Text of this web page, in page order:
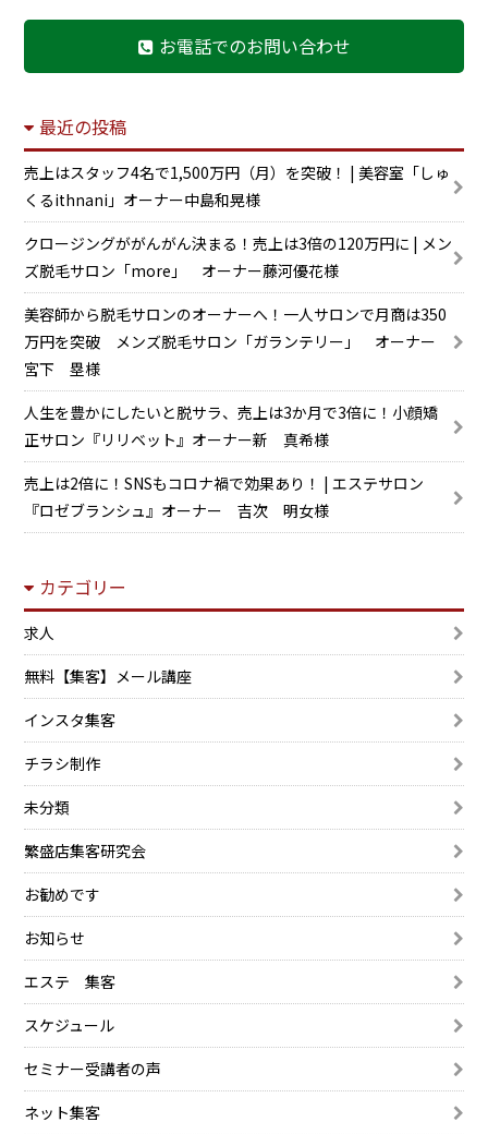
お電話でのお問い合わせ
最近の投稿
売上はスタッフ4名で1,500万円（月）を突破！ | 美容室「しゅ
くるithnani」オーナー中島和晃様
クロージングががんがん決まる！売上は3倍の120万円に | メン
ズ脱毛サロン「more」 オーナー藤河優花様
美容師から脱毛サロンのオーナーへ！一人サロンで月商は350
万円を突破 メンズ脱毛サロン「ガランテリー」 オーナー
宮下 塁様
人生を豊かにしたいと脱サラ、売上は3か月で3倍に！小顔矯
正サロン『リリベット』オーナー新 真希様
売上は2倍に！SNSもコロナ禍で効果あり！ | エステサロン
『ロゼブランシュ』オーナー 吉次 明女様
カテゴリー
求人
無料【集客】メール講座
インスタ集客
チラシ制作
未分類
繁盛店集客研究会
お勧めです
お知らせ
エステ 集客
スケジュール
セミナー受講者の声
ネット集客